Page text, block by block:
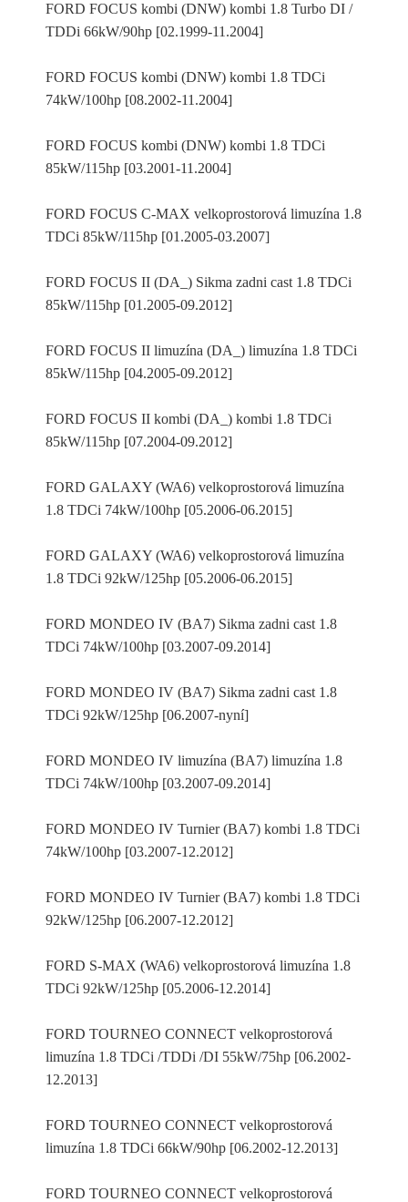
FORD FOCUS kombi (DNW) kombi 1.8 Turbo DI /
TDDi 66kW/90hp [02.1999-11.2004]
FORD FOCUS kombi (DNW) kombi 1.8 TDCi
74kW/100hp [08.2002-11.2004]
FORD FOCUS kombi (DNW) kombi 1.8 TDCi
85kW/115hp [03.2001-11.2004]
FORD FOCUS C-MAX velkoprostorová limuzína 1.8
TDCi 85kW/115hp [01.2005-03.2007]
FORD FOCUS II (DA_) Sikma zadni cast 1.8 TDCi
85kW/115hp [01.2005-09.2012]
FORD FOCUS II limuzína (DA_) limuzína 1.8 TDCi
85kW/115hp [04.2005-09.2012]
FORD FOCUS II kombi (DA_) kombi 1.8 TDCi
85kW/115hp [07.2004-09.2012]
FORD GALAXY (WA6) velkoprostorová limuzína
1.8 TDCi 74kW/100hp [05.2006-06.2015]
FORD GALAXY (WA6) velkoprostorová limuzína
1.8 TDCi 92kW/125hp [05.2006-06.2015]
FORD MONDEO IV (BA7) Sikma zadni cast 1.8
TDCi 74kW/100hp [03.2007-09.2014]
FORD MONDEO IV (BA7) Sikma zadni cast 1.8
TDCi 92kW/125hp [06.2007-nyní]
FORD MONDEO IV limuzína (BA7) limuzína 1.8
TDCi 74kW/100hp [03.2007-09.2014]
FORD MONDEO IV Turnier (BA7) kombi 1.8 TDCi
74kW/100hp [03.2007-12.2012]
FORD MONDEO IV Turnier (BA7) kombi 1.8 TDCi
92kW/125hp [06.2007-12.2012]
FORD S-MAX (WA6) velkoprostorová limuzína 1.8
TDCi 92kW/125hp [05.2006-12.2014]
FORD TOURNEO CONNECT velkoprostorová
limuzína 1.8 TDCi /TDDi /DI 55kW/75hp [06.2002-
12.2013]
FORD TOURNEO CONNECT velkoprostorová
limuzína 1.8 TDCi 66kW/90hp [06.2002-12.2013]
FORD TOURNEO CONNECT velkoprostorová